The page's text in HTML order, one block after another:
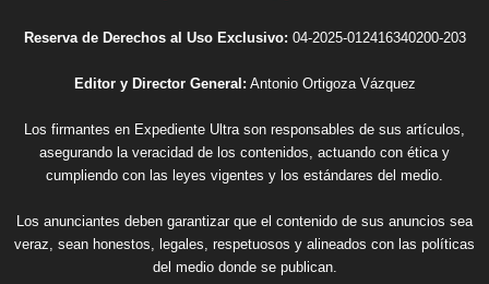
Reserva de Derechos al Uso Exclusivo: 04-2025-012416340200-203
Editor y Director General: Antonio Ortigoza Vázquez
Los firmantes en Expediente Ultra son responsables de sus artículos,
asegurando la veracidad de los contenidos, actuando con ética y
cumpliendo con las leyes vigentes y los estándares del medio.
Los anunciantes deben garantizar que el contenido de sus anuncios sea
veraz, sean honestos, legales, respetuosos y alineados con las políticas
del medio donde se publican.